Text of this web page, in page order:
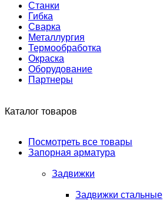
Станки
Гибка
Сварка
Металлургия
Термообработка
Окраска
Оборудование
Партнеры
Каталог товаров
Посмотреть все товары
Запорная арматура
Задвижки
Задвижки стальные